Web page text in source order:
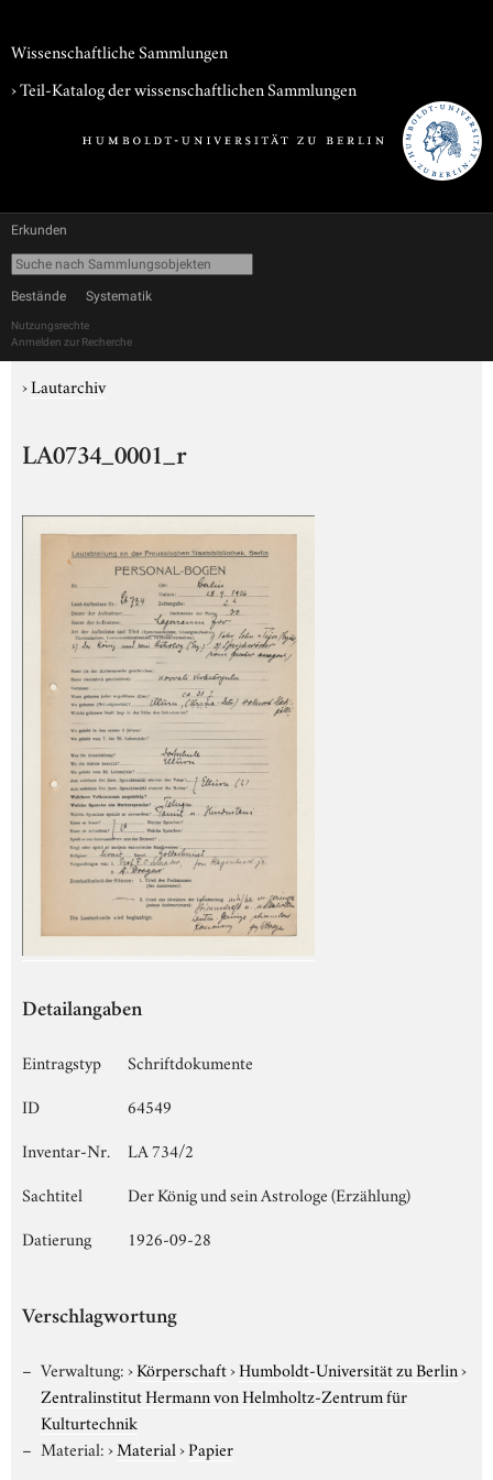
Wissenschaftliche Sammlungen
› Teil-Katalog der wissenschaftlichen Sammlungen
Erkunden
Bestände Systematik
Nutzungsrechte
Anmelden zur Recherche
›Lautarchiv
LA0734_0001_r
Detailangaben
Eintragstyp
Schriftdokumente
ID
64549
Inventar-Nr.
LA 734/2
Sachtitel
Der König und sein Astrologe (Erzählung)
Datierung
1926-09-28
Verschlagwortung
Verwaltung:›Körperschaft›Humboldt-Universität zu Berlin›
Zentralinstitut Hermann von Helmholtz-Zentrum für
Kulturtechnik
Material:›Material›Papier